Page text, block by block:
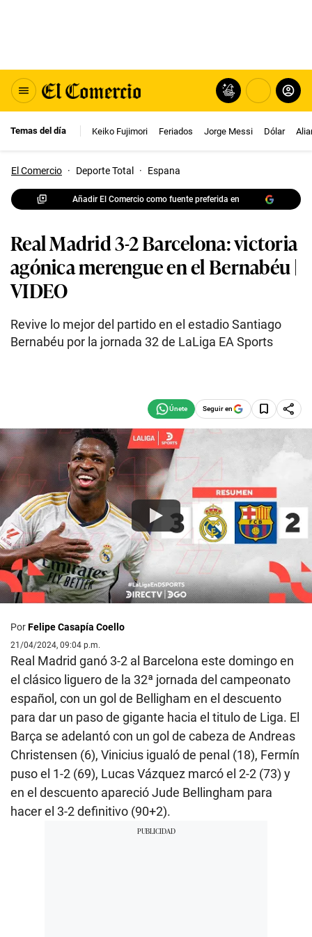
Temas del día Keiko Fujimori Feriados Jorge Messi Dólar
El Comercio · Deporte Total · Espana
Añadir El Comercio como fuente preferida en
Real Madrid 3-2 Barcelona: victoria
agónica merengue en el Bernabéu |
VIDEO
Revive lo mejor del partido en el estadio Santiago
Bernabéu por la jornada 32 de LaLiga EA Sports
Seguir en
PorFelipe Casapía Coello
21/04/2024, 09:04 p.m.
Real Madrid ganó 3-2 al Barcelona este domingo en
el clásico liguero de la 32ª jornada del campeonato
español, con un gol de Belligham en el descuento
para dar un paso de gigante hacia el titulo de Liga. El
Barça se adelantó con un gol de cabeza de Andreas
Christensen (6), Vinicius igualó de penal (18), Fermín
puso el 1-2 (69), Lucas Vázquez marcó el 2-2 (73) y
en el descuento apareció Jude Bellingham para
hacer el 3-2 definitivo (90+2).